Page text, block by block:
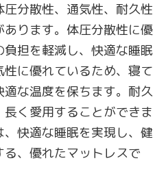
圧分散性、通気性、耐久性
ります。体圧分散性に優
担を軽減し、快適な睡眠
に優れているため、寝て
な温度を保ちます。耐久
く愛用することができま
、快適な睡眠を実現し、健
、優れたマットレスで